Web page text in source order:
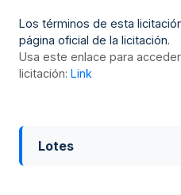
Los términos de esta
página oficial de la licitación.
Usa este enlace para
licitación: Link
Lotes